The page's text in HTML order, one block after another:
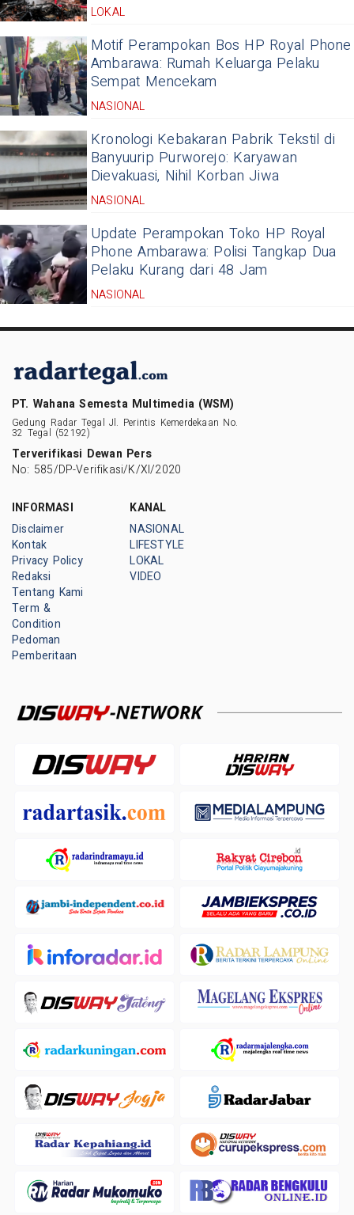
LOKAL
Motif Perampokan Bos HP Royal Phone
Ambarawa: Rumah Keluarga Pelaku
Sempat Mencekam
NASIONAL
Kronologi Kebakaran Pabrik Tekstil di
Banyuurip Purworejo: Karyawan
Dievakuasi, Nihil Korban Jiwa
NASIONAL
Update Perampokan Toko HP Royal
Phone Ambarawa: Polisi Tangkap Dua
Pelaku Kurang dari 48 Jam
NASIONAL
PT. Wahana Semesta Multimedia (WSM)
Gedung Radar Tegal Jl. Perintis Kemerdekaan No.
32 Tegal (52192)
Terverifikasi Dewan Pers
No: 585/DP-Verifikasi/K/XI/2020
INFORMASI
Disclaimer
Kontak
Privacy Policy
Redaksi
Tentang Kami
Term &
Condition
Pedoman
Pemberitaan
KANAL
NASIONAL
LIFESTYLE
LOKAL
VIDEO